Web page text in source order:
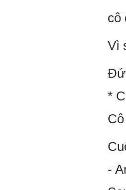
cô
Vì
*
-